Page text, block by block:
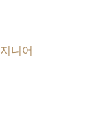
니어